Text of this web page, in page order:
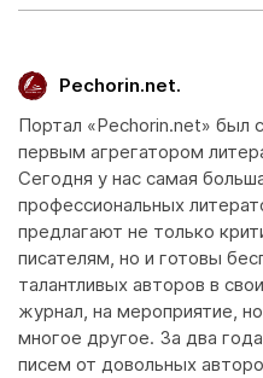
Pechorin.net.
Портал «Pechorin.net» был
первым агрегатором
Сегодня у нас самая
профессиональных
предлагают не только
писателям, но и готовы
талантливых авторов в
журнал, на мероприятие,
многое другое. За два
писем от довольных